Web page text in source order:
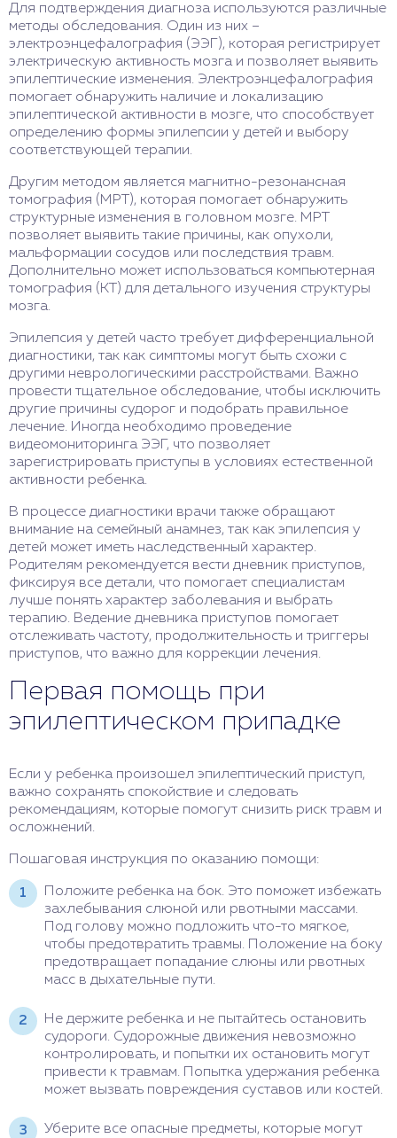
Для подтверждения диагноза используются различные
методы обследования. Один из них –
электроэнцефалография (ЭЭГ), которая регистрирует
электрическую активность мозга и позволяет выявить
эпилептические изменения. Электроэнцефалография
помогает обнаружить наличие и локализацию
эпилептической активности в мозге, что способствует
определению формы эпилепсии у детей и выбору
соответствующей терапии.
Другим методом является магнитно-резонансная
томография (МРТ), которая помогает обнаружить
структурные изменения в головном мозге. МРТ
позволяет выявить такие причины, как опухоли,
мальформации сосудов или последствия травм.
Дополнительно может использоваться компьютерная
томография (КТ) для детального изучения структуры
мозга.
Эпилепсия у детей часто требует дифференциальной
диагностики, так как симптомы могут быть схожи с
другими неврологическими расстройствами. Важно
провести тщательное обследование, чтобы исключить
другие причины судорог и подобрать правильное
лечение. Иногда необходимо проведение
видеомониторинга ЭЭГ, что позволяет
зарегистрировать приступы в условиях естественной
активности ребенка.
В процессе диагностики врачи также обращают
внимание на семейный анамнез, так как эпилепсия у
детей может иметь наследственный характер.
Родителям рекомендуется вести дневник приступов,
фиксируя все детали, что помогает специалистам
лучше понять характер заболевания и выбрать
терапию. Ведение дневника приступов помогает
отслеживать частоту, продолжительность и триггеры
приступов, что важно для коррекции лечения.
Первая помощь при
эпилептическом припадке
Если у ребенка произошел эпилептический приступ,
важно сохранять спокойствие и следовать
рекомендациям, которые помогут снизить риск травм и
осложнений.
Пошаговая инструкция по оказанию помощи:
Положите ребенка на бок. Это поможет избежать
захлебывания слюной или рвотными массами.
Под голову можно подложить что-то мягкое,
чтобы предотвратить травмы. Положение на боку
предотвращает попадание слюны или рвотных
масс в дыхательные пути.
Не держите ребенка и не пытайтесь остановить
судороги. Судорожные движения невозможно
контролировать, и попытки их остановить могут
привести к травмам. Попытка удержания ребенка
может вызвать повреждения суставов или костей.
Уберите все опасные предметы, которые могут